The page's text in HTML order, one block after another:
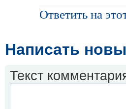
Ответить на
Написать
Текст